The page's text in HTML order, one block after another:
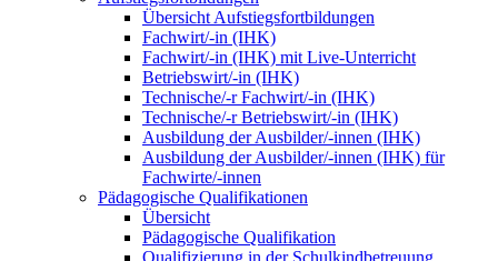
Übersicht Aufstiegsfortbildungen
Fachwirt/-in (IHK)
Fachwirt/-in (IHK) mit Live-Unterricht
Betriebswirt/-in (IHK)
Technische/-r Fachwirt/-in (IHK)
Technische/-r Betriebswirt/-in (IHK)
Ausbildung der Ausbilder/-innen (IHK)
Ausbildung der Ausbilder/-innen (IHK) für
Fachwirte/-innen
Pädagogische Qualifikationen
Übersicht
Pädagogische Qualifikation
Qualifizierung in der Schulkindbetreuung